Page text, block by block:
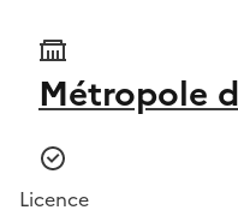
Métropole
Licence